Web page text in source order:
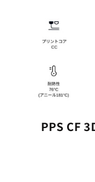
PPS CF